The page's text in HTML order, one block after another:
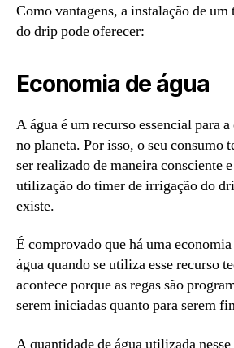
Como vantagens, a instalação de
do drip pode oferecer:
Economia de água
A água é um recurso essencial para
no planeta. Por isso, o seu consumo
ser realizado de maneira consciente
utilização do timer de irrigação do
existe.
É comprovado que há uma
água quando se utiliza esse recurso
acontece porque as regas são
serem iniciadas quanto para serem
A quantidade de água utilizada